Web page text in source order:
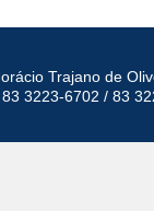
Trajano de
3223-6702 / 83